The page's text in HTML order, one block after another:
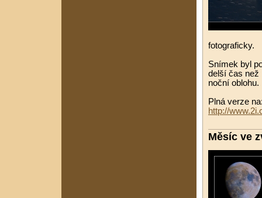
fotograficky.
Snímek byl
delší čas než
noční oblohu.
Plná verze
http://
Měsíc ve